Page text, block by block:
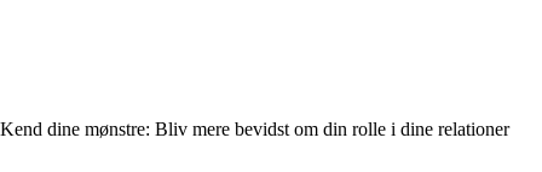
Kend dine mønstre: Bliv mere bevidst om din rolle i dine relationer